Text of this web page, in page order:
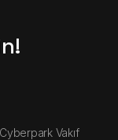
Vakıf